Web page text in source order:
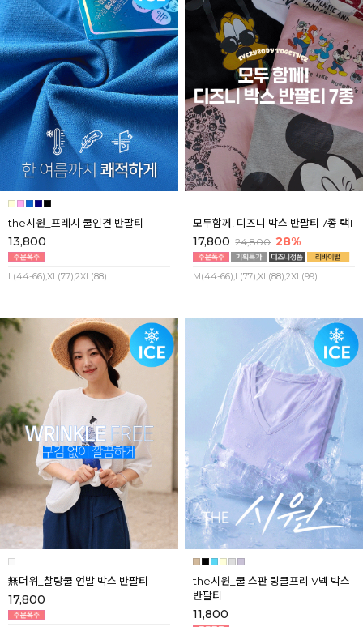
the시원_프레시 쿨인견 반팔티
13,800
L(44-66),XL(77),2XL(88)
모두함께! 디즈니 박스 반팔티 7종 택1
17,800 24,800 28%
M(44-66),L(77),XL(88),2XL(99)
無더위_찰랑쿨 언발 박스 반팔티
17,800
the시원_쿨 스판 링클프리 V넥 박스
반팔티
11,800